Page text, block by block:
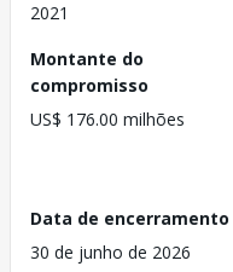
2021
Montante do
compromisso
US$ 176.00 milhões
Data de encerramento
30 de junho de 2026